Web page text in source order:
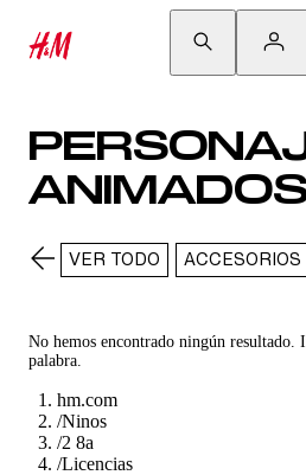
VER TODO ACCESORIOS
No hemos encontrado ningún resultado.
palabra.
hm.com
/Ninos
/2 8a
/Licencias